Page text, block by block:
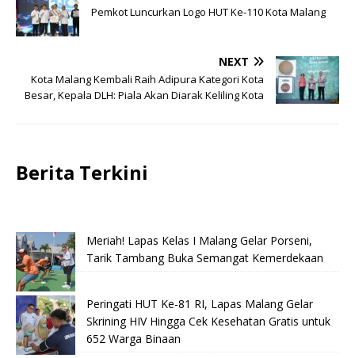
Pemkot Luncurkan Logo HUT Ke-110 Kota Malang
NEXT
Kota Malang Kembali Raih Adipura Kategori Kota
Besar, Kepala DLH: Piala Akan Diarak Keliling Kota
Berita Terkini
Meriah! Lapas Kelas I Malang Gelar Porseni,
Tarik Tambang Buka Semangat Kemerdekaan
Peringati HUT Ke-81 RI, Lapas Malang Gelar
Skrining HIV Hingga Cek Kesehatan Gratis untuk
652 Warga Binaan